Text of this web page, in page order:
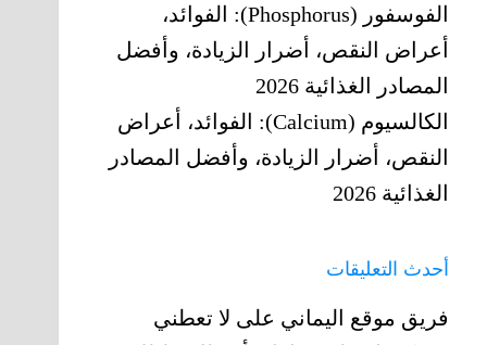
الفوسفور (Phosphorus): الفوائد،
أعراض النقص، أضرار الزيادة، وأفضل
المصادر الغذائية 2026
الكالسيوم (Calcium): الفوائد، أعراض
النقص، أضرار الزيادة، وأفضل المصادر
الغذائية 2026
أحدث التعليقات
فريق موقع اليماني على لا تعطني